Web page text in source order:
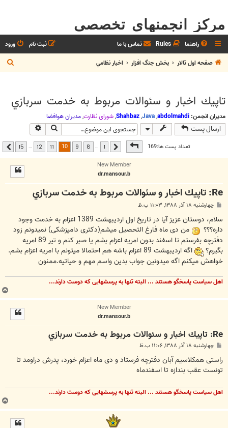
مرکز انجمنهای تخصصی
راهنما Rules تماس با ما ورود
ثبت نام
صفحه اول تالار
بخش جنگ افزار اخبار نظامي
ج
س
تاپيك اخبار و سئوالات مربوط به خدمت سربازي
مدیران انجمن: abdolmahdi
,
Java
,
Shahbaz
,شوراي نظارت,مديران هوافضا
ارسال پست جستجو
تعداد پست ها:169صفحه10 از15 قبلی …
8
9
10
11
12
…
15 بعدی
New Member
dr.mansour.b
Re: تاپيك اخبار و سئوالات مربوط به خدمت سربازي
پ
ت
چهارشنبه ۱۸ آذر ۱۳۸۸, ۱۱:۰۳ ب.ظ
سلام، دوستان عزیز آیا در تاریخ اول اردیبهشت 1389 اعزام به خدمت وجود
داره؟؟؟
من دی ماه فارغ التحصیل میشم(دکتری دامپزشکی) نمیدونم زود
دفترچه بفرستم تا اسفند بدون امریه اعزام بشم یا صبر کنم و تیر 89 امریه
بگیرم؟
اگه اردیبهشت 89 اعزام باشه هم احتمالا میتونم با امریه اعزام بشم.
خواهش میکنم اگه میدونین جواب بدین واسم مهم و حیاتیه.ممنون
اهل سیاست پاسخگو هستند ... البته تنها به پرسشهایی که دوست دارند...
ب
ا
New Member
dr.mansour.b
Re: تاپيك اخبار و سئوالات مربوط به خدمت سربازي
پ
ت
چهارشنبه ۱۸ آذر ۱۳۸۸, ۱۱:۰۶ ب.ظ
راستی همکلاسیم آبان دفترچه فرستاد و دی ماه اعزام خورد، پدرش دراومد تا
تونست عقب بندازه تا اسفندماه
اهل سیاست پاسخگو هستند ... البته تنها به پرسشهایی که دوست دارند...
ب
ا